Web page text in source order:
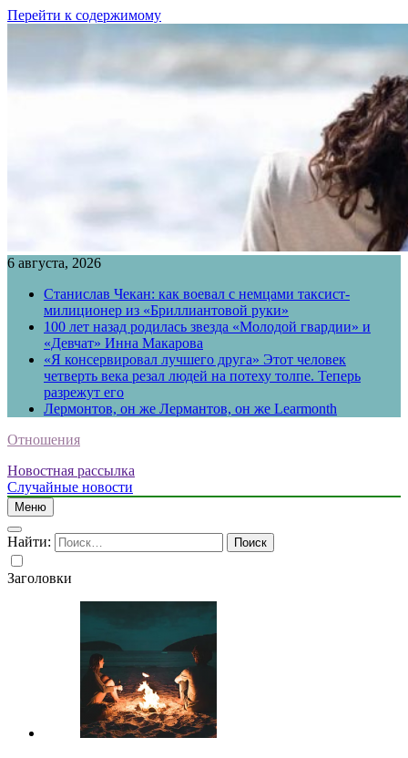
Перейти к содержимому
6 августа, 2026
Станислав Чекан: как воевал с немцами таксист-
милиционер из «Бриллиантовой руки»
100 лет назад родилась звезда «Молодой гвардии» и
«Девчат» Инна Макарова
«Я консервировал лучшего друга» Этот человек
четверть века резал людей на потеху толпе. Теперь
разрежут его
Лермонтов, он же Лермантов, он же Learmonth
Отношения
Новостная рассылка
Случайные новости
Меню
Найти:
Заголовки